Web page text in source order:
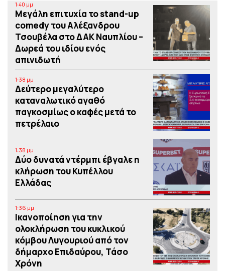
1:40 μμ
Μεγάλη επιτυχία το stand-up
comedy του Αλέξανδρου
Τσουβέλα στο ΔΑΚ Ναυπλίου –
Δωρεά του ιδίου ενός
απινιδωτή
1:38 μμ
Δεύτερο μεγαλύτερο
καταναλωτικό αγαθό
παγκοσμίως ο καφές μετά το
πετρέλαιο
1:38 μμ
Δύο δυνατά ντέρμπι έβγαλε η
κλήρωση του Κυπέλλου
Ελλάδας
1:36 μμ
Iκανοποίηση για την
ολοκλήρωση του κυκλικού
κόμβου Λυγουριού από τον
δήμαρχο Επιδαύρου, Τάσο
Χρόνη